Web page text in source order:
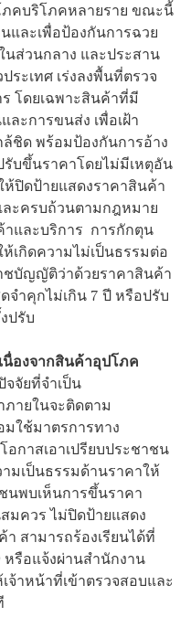
ภคบริโภคหลายราย ขณะนี้
และเพื่อป้องกันการฉวย
นส่วนกลาง และประสาน
ะเทศ เร่งลงพื้นที่ตรวจ
โดยเฉพาะสินค้าที่มี
ะการขนส่ง เพื่อเฝ้า
ชิด พร้อมป้องกันการอ้าง
รับขึ้นราคาโดยไม่มีเหตุอัน
ปิดป้ายแสดงราคาสินค้า
ละครบถ้วนตามกฎหมาย
และบริการ การกักตุน
เกิดความไม่เป็นธรรมต่อ
ชบัญญัติว่าด้วยราคาสินค้า
จำคุกไม่เกิน 7 ปี หรือปรับ
ปรับ
องจากสินค้าอุปโภค
จจัยที่จำเป็น
ายในจะติดตาม
ใช้มาตรการทาง
กาสเอาเปรียบประชาชน
มเป็นธรรมด้านราคาให้
นพบเห็นการขึ้นราคา
มควร ไม่ปิดป้ายแสดง
สามารถร้องเรียนได้ที่
หรือแจ้งผ่านสำนักงาน
จ้าหน้าที่เข้าตรวจสอบและ